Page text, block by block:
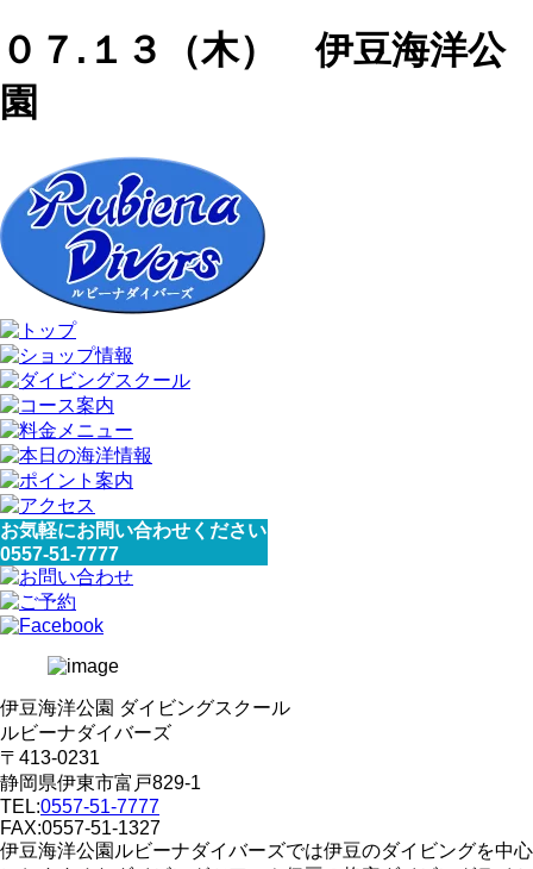
０７.１３（木） 伊豆海洋公
園
お気軽にお問い合わせください
0557-51-7777
伊豆海洋公園 ダイビングスクール
ルビーナダイバーズ
〒413-0231
静岡県伊東市富戸829-1
TEL:0557-51-7777
FAX:0557-51-1327
伊豆海洋公園ルビーナダイバーズでは伊豆のダイビングを中心